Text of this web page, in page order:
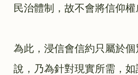
民治體制，故不會將信仰權
為此，浸信會信約只屬於
說，乃為針對現實所需，